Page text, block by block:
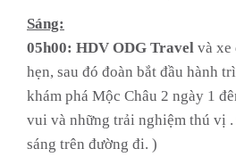
Sáng:
05h00: HDV ODG Travel và xe
hẹn, sau đó đoàn bắt đầu hành
khám phá Mộc Châu 2 ngày 1
vui và những trải nghiệm thú vị
sáng trên đường đi. )